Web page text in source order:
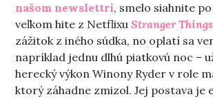
našom newslettri, smelo siahnite
veľkom hite z NetflixuStranger Things
zážitok z iného súdka, no oplatí sa
napríklad jednu dlhú piatkovú noc –
herecký výkon Winony Ryder v role
ktorý záhadne zmizol. Jej postava je